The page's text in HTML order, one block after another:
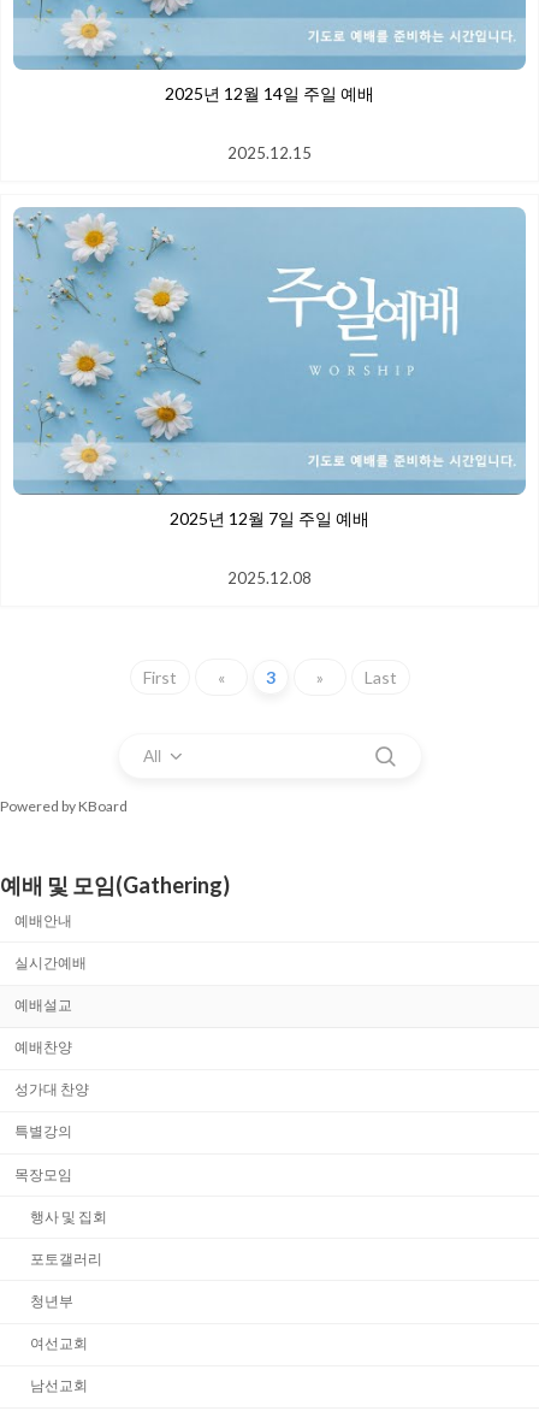
2025년 12월 14일 주일 예배
2025.12.15
2025년 12월 7일 주일 예배
2025.12.08
First « 3 » Last
All
Powered by KBoard
예배 및 모임(Gathering)
예배안내
실시간예배
예배설교
예배찬양
성가대 찬양
특별강의
목장모임
행사 및 집회
포토갤러리
청년부
여선교회
남선교회